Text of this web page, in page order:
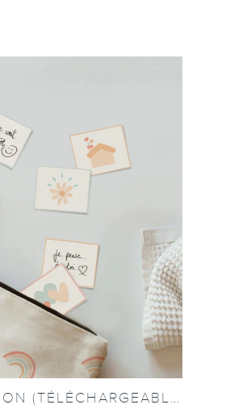
MINI KIT SÉPARATION (TÉLÉCHARGEABLE)